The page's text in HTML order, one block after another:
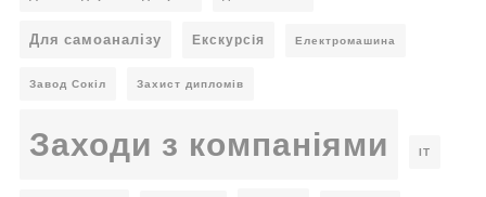
Для самоаналізу Екскурсія Електромашина
Завод Сокіл Захист дипломів
Заходи з компаніями ІТ